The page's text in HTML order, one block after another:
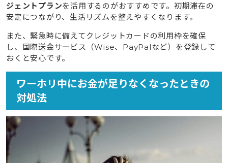
ジェントプランを活用するのがおすすめです。初期滞在の
安定につながり、生活リズムを整えやすくなります。
また、緊急時に備えてクレジットカードの利用枠を確保
し、国際送金サービス（Wise、PayPalなど）を登録して
おくと安心です。
ワーホリ中にお金が足りなくなったときの
対処法